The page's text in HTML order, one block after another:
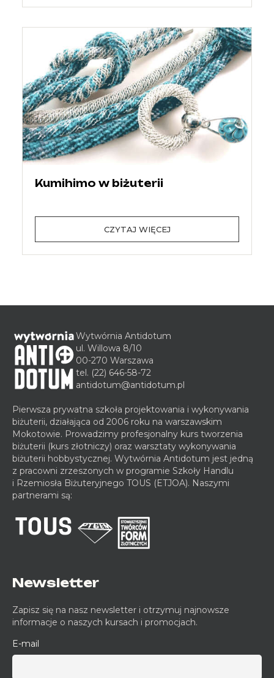
Kumihimo w biżuterii
CZYTAJ WIĘCEJ
Wytwórnia Antidotum
ul. Willowa 8/10
00-270 Warszawa
tel. (22) 646-58-72
antidotum@antidotum.pl
Pierwsza prywatna szkoła projektowania i wykonywania
biżuterii, działająca od 2006 roku na warszawskim
Mokotowie. Prowadzimy profesjonalny kurs tworzenia
biżuterii (kurs złotniczy) oraz warsztaty wykonywania
biżuterii hobbystycznej. Wytwórnia Antidotum jest jedną
z pracowni zrzeszonych w programie Szkoły Handlu
i Rzemiosła Biżuteryjnego TOUS (ETJOA). Naszymi
partnerami są:
Newsletter
Zapisz się na nasz newsletter i otrzymuj najnowsze
informacje o naszych kursach i promocjach.
E-mail